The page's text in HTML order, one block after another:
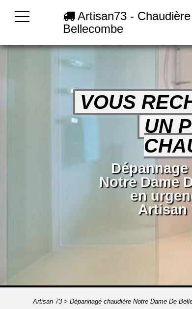
Artisan73 -
Bellecombe
VOUS
UN
Notre Dame
en
Artisan
Artisan 73> Dépannage chaudière Notre Dame De